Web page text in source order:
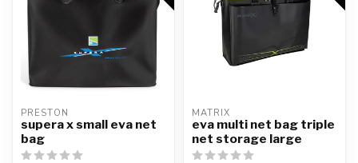
PRESTON
supera x small eva net
bag
MATRIX
eva multi net bag triple
net storage large